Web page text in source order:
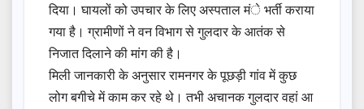
दिया। घायलों को उपचार के लिए अस्पताल मंे भर्ती कराया
गया है। ग्रामीणों ने वन विभाग से गुलदार के आतंक से
निजात दिलाने की मांग की है।
मिली जानकारी के अनुसार रामनगर के पूछड़ी गांव में कुछ
लोग बगीचे में काम कर रहे थे। तभी अचानक गुलदार वहां आ